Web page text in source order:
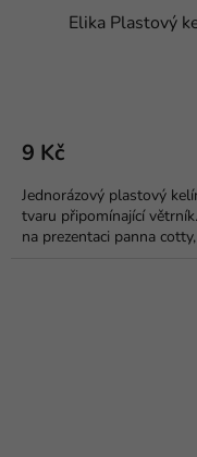
Elika Plastový
9 Kč
Jednorázový plastový
tvaru připomínající
na prezentaci panna